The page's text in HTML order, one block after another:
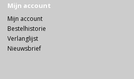
Mijn account
Mijn account
Bestelhistorie
Verlanglijst
Nieuwsbrief